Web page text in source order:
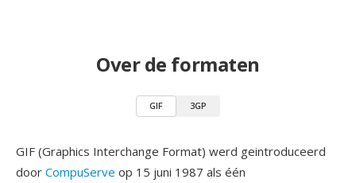
Over de formaten
GIF 3GP
GIF (Graphics Interchange Format) werd geintroduceerd
door CompuServe op 15 juni 1987 als één